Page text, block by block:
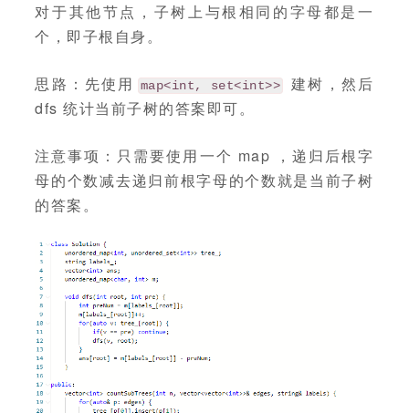
对于其他节点，子树上与根相同的字母都是一
个，即子根自身。
思路：先使用 map<int, set<int>>
建树，然后
dfs 统计当前子树的答案即可。
注意事项：只需要使用一个 map ，递归后根字
母的个数减去递归前根字母的个数就是当前子树
的答案。